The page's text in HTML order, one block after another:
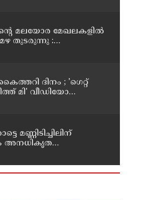
മലയോര മേഖലകളിൽ
തുടരുന്നു :
ദിനം ; 'ഗെറ്റ്
മി' വീഡിയോ
മണ്ണിടിച്ചിലിന്
അനധികൃത
നിർമാണ
മന്ത്രി പികെ